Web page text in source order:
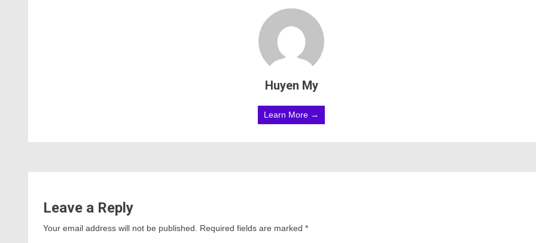
Huyen My
Learn More →
Leave a Reply
Your email address will not be published. Required fields are marked *